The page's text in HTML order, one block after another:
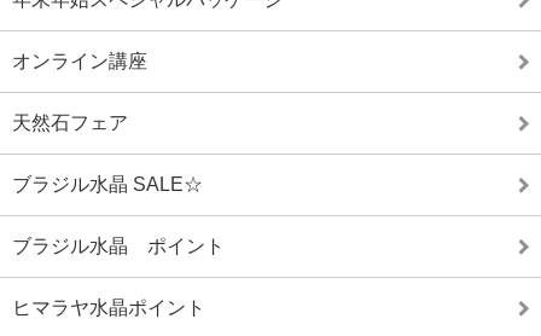
オンライン講座
天然石フェア
ブラジル水晶 SALE☆
ブラジル水晶 ポイント
ヒマラヤ水晶ポイント